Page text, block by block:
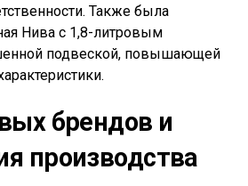
Также была
Нива с 1,8-литровым
подвеской, повышающей
брендов и
производства